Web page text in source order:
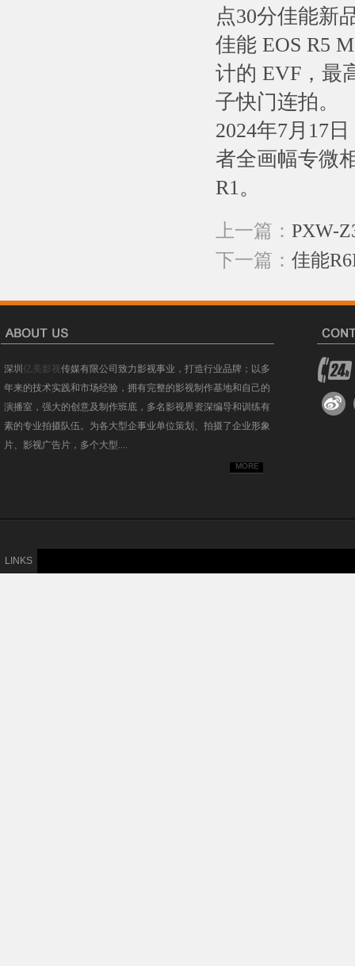
点30分佳能新
佳能 EOS R5
计的 EVF，最
子快门连拍。
2024年7月17
者全画幅专微
R1。
上一篇： PXW-
下一篇： 佳能
深圳 亿美影视传媒有限公司致力影视事业，打造行业品牌；以多
年来的技术实践和市场经验，拥有完整的影视制作基地和自己的
演播室，强大的创意及制作班底，多名影视界资深编导和训练有
素的专业拍摄队伍。为各大型企事业单位策划、拍摄了企业形象
片、影视广告片，多个大型....
MORE
LINKS